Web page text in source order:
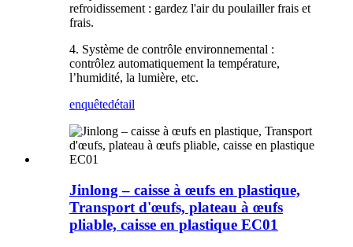
refroidissement : gardez l'air du poulailler frais et
frais.
4. Système de contrôle environnemental :
contrôlez automatiquement la température,
l’humidité, la lumière, etc.
enquêtedétail
Jinlong – caisse à œufs en plastique,
Transport d'œufs, plateau à œufs
pliable, caisse en plastique EC01